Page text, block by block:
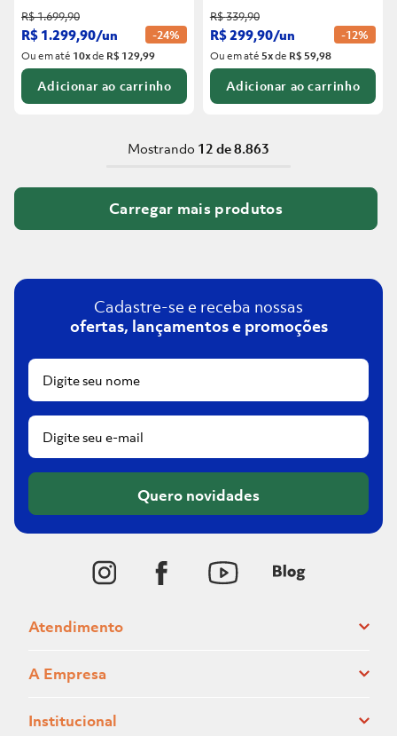
R$1.699,90
R$ 1.299,90/un -24%
Ou em até 10xde R$ 129,99
Adicionar ao carrinho
R$339,90
R$299,90/un -12%
Ou em até5xde R$ 59,98
Adicionar ao carrinho
Mostrando 12 de 8.863
Cadastre-se e receba nossas
ofertas, lançamentos e promoções
Quero novidades
Atendimento
A Empresa
Institucional